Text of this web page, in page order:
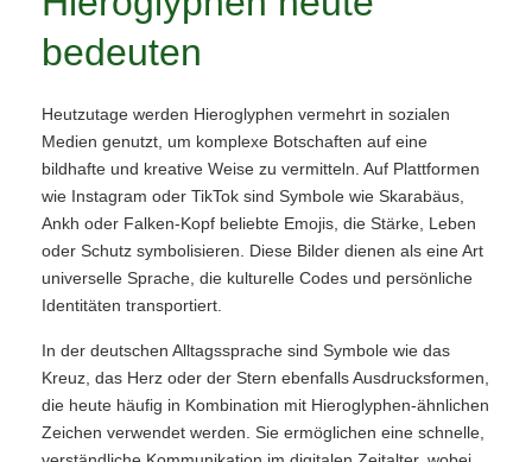
bedeuten
Heutzutage werden Hieroglyphen vermehrt in sozialen
Medien genutzt, um komplexe Botschaften auf eine
bildhafte und kreative Weise zu vermitteln. Auf Plattformen
wie Instagram oder TikTok sind Symbole wie Skarabäus,
Ankh oder Falken-Kopf beliebte Emojis, die Stärke, Leben
oder Schutz symbolisieren. Diese Bilder dienen als eine Art
universelle Sprache, die kulturelle Codes und persönliche
Identitäten transportiert.
In der deutschen Alltagssprache sind Symbole wie das
Kreuz, das Herz oder der Stern ebenfalls Ausdrucksformen,
die heute häufig in Kombination mit Hieroglyphen-ähnlichen
Zeichen verwendet werden. Sie ermöglichen eine schnelle,